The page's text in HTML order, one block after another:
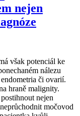
nejen
však potenciál ke
nálezu
či ovarií.
hraně malignity.
nejen
močovod